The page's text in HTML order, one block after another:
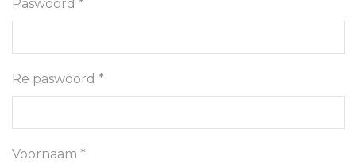
Paswoord *
Re paswoord *
Voornaam *